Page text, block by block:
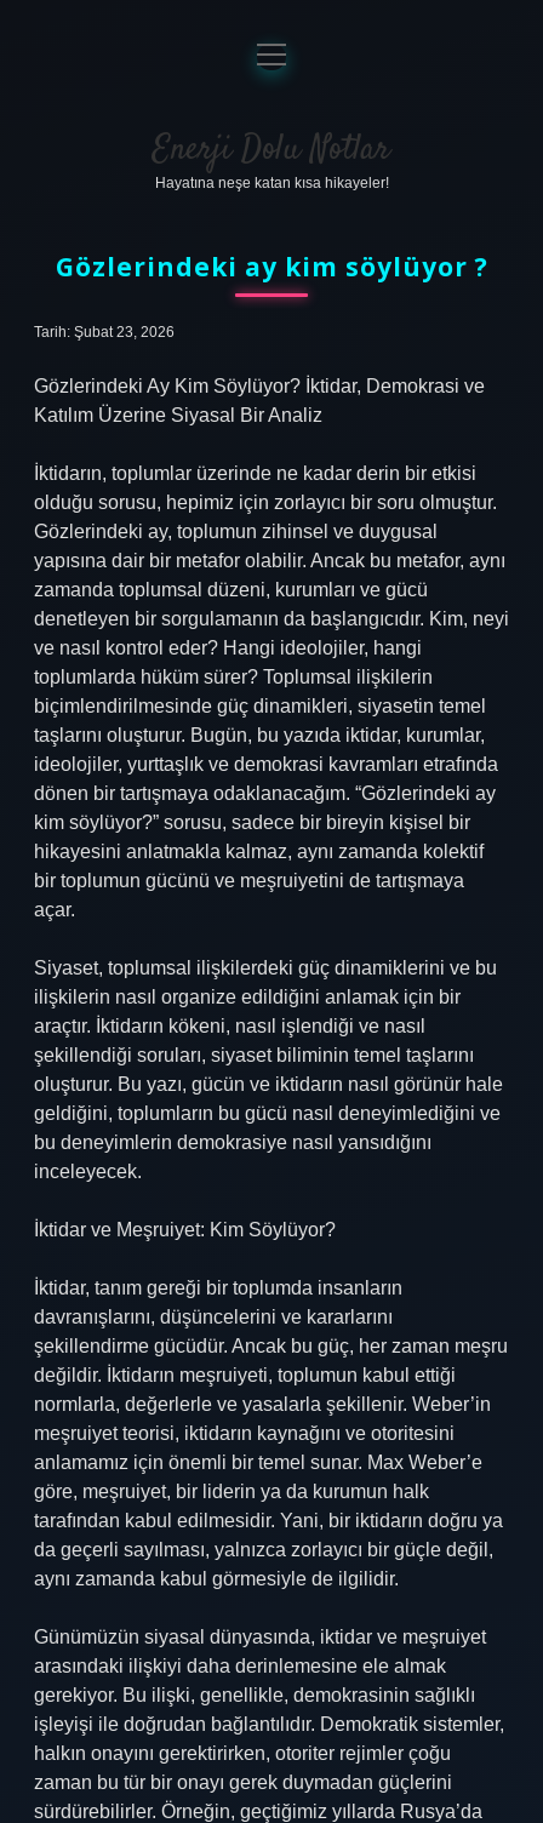
Anasayfa
Gizlilik Politikası
Yasal Uyarı
menüyü
aç
Enerji Dolu Notlar
Hayatına neşe katan kısa hikayeler!
Gözlerindeki ay kim söylüyor ?
Tarih: Şubat 23, 2026
Gözlerindeki Ay Kim Söylüyor? İktidar, Demokrasi ve
Katılım Üzerine Siyasal Bir Analiz
İktidarın, toplumlar üzerinde ne kadar derin bir etkisi
olduğu sorusu, hepimiz için zorlayıcı bir soru olmuştur.
Gözlerindeki ay, toplumun zihinsel ve duygusal
yapısına dair bir metafor olabilir. Ancak bu metafor, aynı
zamanda toplumsal düzeni, kurumları ve gücü
denetleyen bir sorgulamanın da başlangıcıdır. Kim, neyi
ve nasıl kontrol eder? Hangi ideolojiler, hangi
toplumlarda hüküm sürer? Toplumsal ilişkilerin
biçimlendirilmesinde güç dinamikleri, siyasetin temel
taşlarını oluşturur. Bugün, bu yazıda iktidar, kurumlar,
ideolojiler, yurttaşlık ve demokrasi kavramları etrafında
dönen bir tartışmaya odaklanacağım. “Gözlerindeki ay
kim söylüyor?” sorusu, sadece bir bireyin kişisel bir
hikayesini anlatmakla kalmaz, aynı zamanda kolektif
bir toplumun gücünü ve meşruiyetini de tartışmaya
açar.
Siyaset, toplumsal ilişkilerdeki güç dinamiklerini ve bu
ilişkilerin nasıl organize edildiğini anlamak için bir
araçtır. İktidarın kökeni, nasıl işlendiği ve nasıl
şekillendiği soruları, siyaset biliminin temel taşlarını
oluşturur. Bu yazı, gücün ve iktidarın nasıl görünür hale
geldiğini, toplumların bu gücü nasıl deneyimlediğini ve
bu deneyimlerin demokrasiye nasıl yansıdığını
inceleyecek.
İktidar ve Meşruiyet: Kim Söylüyor?
İktidar, tanım gereği bir toplumda insanların
davranışlarını, düşüncelerini ve kararlarını
şekillendirme gücüdür. Ancak bu güç, her zaman meşru
değildir. İktidarın meşruiyeti, toplumun kabul ettiği
normlarla, değerlerle ve yasalarla şekillenir. Weber’in
meşruiyet teorisi, iktidarın kaynağını ve otoritesini
anlamamız için önemli bir temel sunar. Max Weber’e
göre, meşruiyet, bir liderin ya da kurumun halk
tarafından kabul edilmesidir. Yani, bir iktidarın doğru ya
da geçerli sayılması, yalnızca zorlayıcı bir güçle değil,
aynı zamanda kabul görmesiyle de ilgilidir.
Günümüzün siyasal dünyasında, iktidar ve meşruiyet
arasındaki ilişkiyi daha derinlemesine ele almak
gerekiyor. Bu ilişki, genellikle, demokrasinin sağlıklı
işleyişi ile doğrudan bağlantılıdır. Demokratik sistemler,
halkın onayını gerektirirken, otoriter rejimler çoğu
zaman bu tür bir onayı gerek duymadan güçlerini
sürdürebilirler. Örneğin, geçtiğimiz yıllarda Rusya’da